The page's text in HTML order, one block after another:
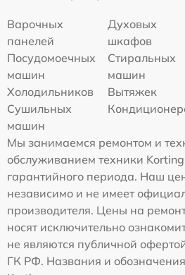
Варочных
панелей
Духовых
шкафов
Посудомоечных
машин
Стиральных
машин
Холодильников
Вытяжек
Сушильных
машин
Мы занимаемся ремонтом и
обслуживанием техники
гарантийного периода. Наш
независимо и не имеет
производителя. Цены на
носят исключительно
не являются публичной
ГК РФ. Названия и